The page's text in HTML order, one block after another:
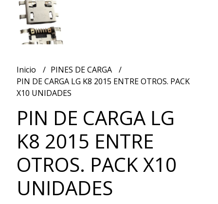
Inicio
PINES DE CARGA
PIN DE CARGA LG K8 2015 ENTRE OTROS. PACK
X10 UNIDADES
PIN DE CARGA LG
K8 2015 ENTRE
OTROS. PACK X10
UNIDADES